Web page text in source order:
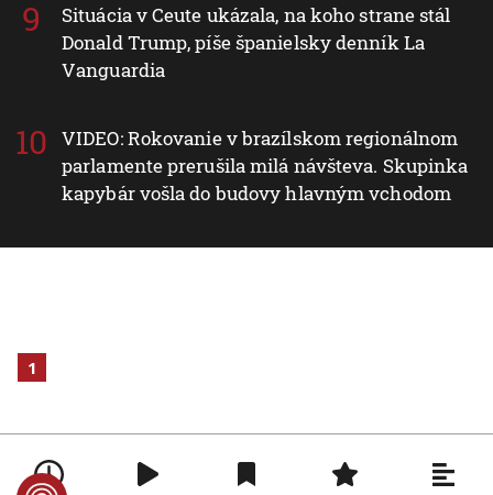
Situácia v Ceute ukázala, na koho strane stál
Donald Trump, píše španielsky denník La
Vanguardia
VIDEO: Rokovanie v brazílskom regionálnom
parlamente prerušila milá návšteva. Skupinka
kapybár vošla do budovy hlavným vchodom
1